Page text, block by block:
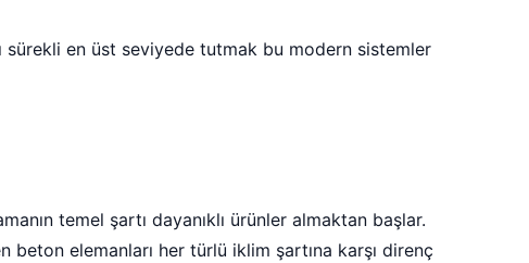
sürekli en üst seviyede tutmak bu modern sistemler
temel şartı dayanıklı ürünler almaktan başlar.
elemanları her türlü iklim şartına karşı direnç